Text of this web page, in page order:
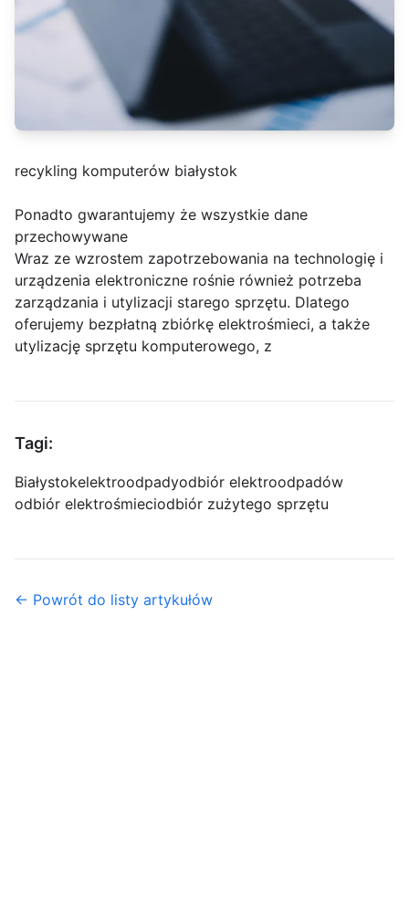
recykling komputerów białystok
Ponadto gwarantujemy że wszystkie dane
przechowywane
Wraz ze wzrostem zapotrzebowania na technologię i
urządzenia elektroniczne rośnie również potrzeba
zarządzania i utylizacji starego sprzętu. Dlatego
oferujemy bezpłatną zbiórkę elektrośmieci, a także
utylizację sprzętu komputerowego, z
Tagi:
Białystokelektroodpadyodbiór elektroodpadów
odbiór elektrośmieciodbiór zużytego sprzętu
← Powrót do listy artykułów